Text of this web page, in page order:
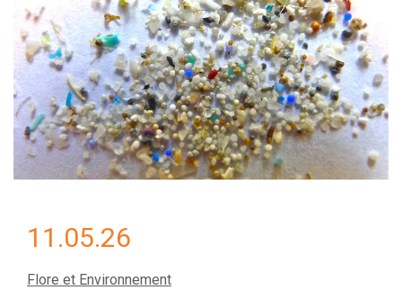
11.05.26
Flore et Environnement